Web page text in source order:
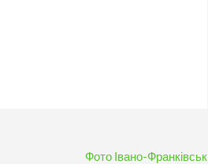
Фото Івано-Франківськ